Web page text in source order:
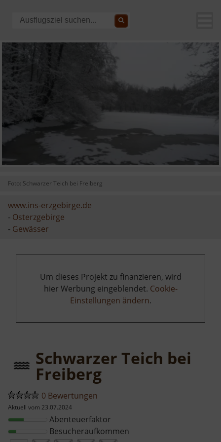
Foto: Schwarzer Teich bei Freiberg
www.ins-erzgebirge.de
- Osterzgebirge
- Gewässer
Um dieses Projekt zu finanzieren, wird
hier Werbung eingeblendet. Cookie-
Einstellungen ändern.
Schwarzer Teich bei
Freiberg
0 Bewertungen
Aktuell vom 23.07.2024
Abenteuerfaktor
Besucheraufkommen